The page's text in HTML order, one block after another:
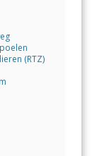
(RTZ)